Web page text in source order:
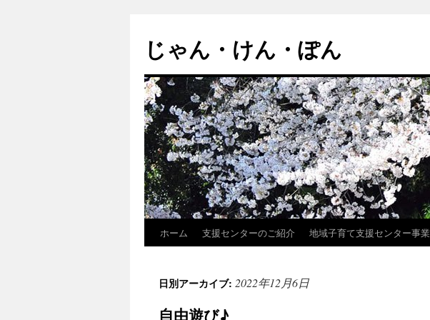
じゃん・けん・ぽん
ホーム 支援センターのご紹介 地域子育て支援センター事業
日別アーカイブ: 2022年12月6日
自由遊び♪